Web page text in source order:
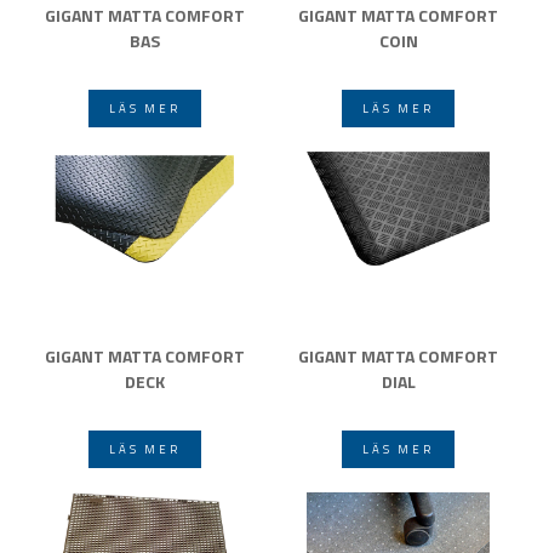
GIGANT MATTA COMFORT
BAS
LÄS MER
GIGANT MATTA COMFORT
COIN
LÄS MER
GIGANT MATTA COMFORT
DECK
LÄS MER
GIGANT MATTA COMFORT
DIAL
LÄS MER